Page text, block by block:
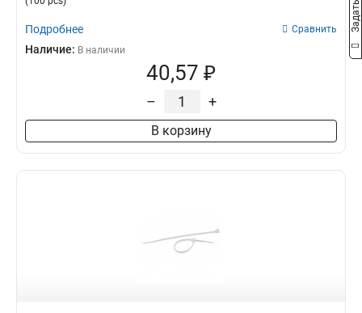
Подробнее Сравнить
Наличие: В наличии
40,57 ₽
– +
В корзину